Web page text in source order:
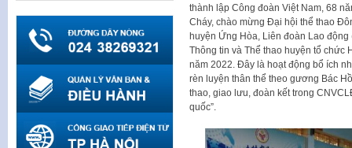
thành lập Công đoàn Việt Nam, 68
Cháy, chào mừng Đại hội thể thao
huyện Ứng Hòa, Liên đoàn Lao
Thông tin và Thể thao huyện tổ chức
năm 2022. Đây là hoạt động bổ ích
rèn luyện thân thể theo gương Bác
thao, giao lưu, đoàn kết trong
quốc”.